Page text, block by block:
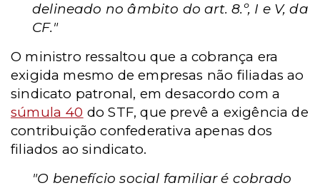
delineado no âmbito do art. 8.º, I e V, da
CF."
O ministro ressaltou que a cobrança era
exigida mesmo de empresas não filiadas ao
sindicato patronal, em desacordo com a
súmula 40 do STF, que prevê a exigência de
contribuição confederativa apenas dos
filiados ao sindicato.
"O benefício social familiar é cobrado